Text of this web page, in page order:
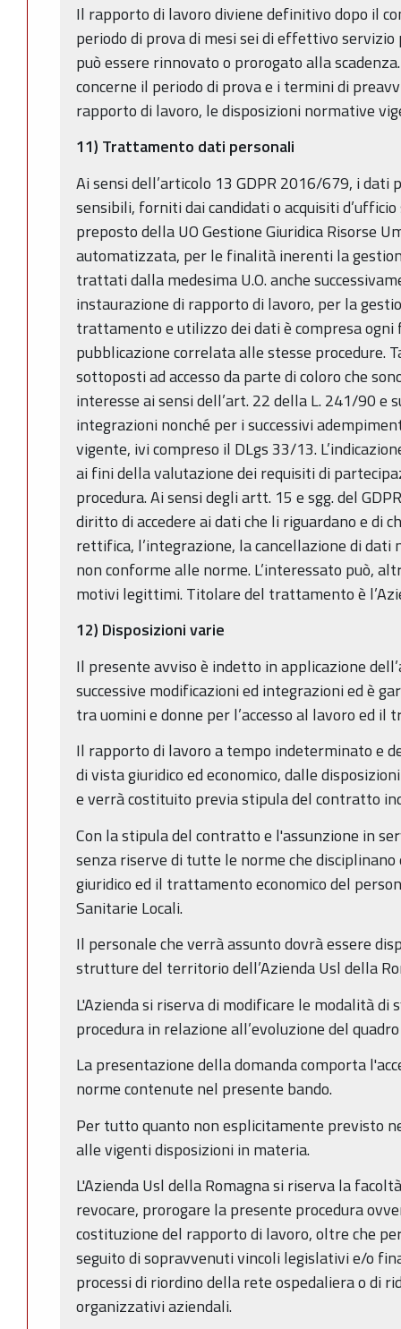
Il rapporto di lavoro diviene definitivo dopo il
periodo di prova di mesi sei di effettivo
può essere rinnovato o prorogato alla
concerne il periodo di prova e i termini di
rapporto di lavoro, le disposizioni normative
11) Trattamento dati personali
Ai sensi dell’articolo 13 GDPR 2016/679, i dati
sensibili, forniti dai candidati o acquisiti
preposto della UO Gestione Giuridica Risorse
automatizzata, per le finalità inerenti la
trattati dalla medesima U.O. anche
instaurazione di rapporto di lavoro, per la
trattamento e utilizzo dei dati è compresa ogni
pubblicazione correlata alle stesse procedure.
sottoposti ad accesso da parte di coloro che
interesse ai sensi dell’art. 22 della L. 241/90 e
integrazioni nonché per i successivi
vigente, ivi compreso il DLgs 33/13.
ai fini della valutazione dei requisiti di
procedura. Ai sensi degli artt. 15 e sgg. del
diritto di accedere ai dati che li riguardano e di
rettifica, l’integrazione, la cancellazione di
non conforme alle norme. L’interessato può,
motivi legittimi. Titolare del trattamento è
12) Disposizioni varie
Il presente avviso è indetto in applicazione
successive modificazioni ed integrazioni ed è
tra uomini e donne per l’accesso al lavoro ed
Il rapporto di lavoro a tempo indeterminato e
di vista giuridico ed economico, dalle
e verrà costituito previa stipula del contratto
Con la stipula del contratto e l'assunzione in
senza riserve di tutte le norme che
giuridico ed il trattamento economico del
Sanitarie Locali.
Il personale che verrà assunto dovrà essere
strutture del territorio dell’Azienda Usl della
L'Azienda si riserva di modificare le modalità
procedura in relazione all’evoluzione del
La presentazione della domanda comporta
norme contenute nel presente bando.
Per tutto quanto non esplicitamente previsto
alle vigenti disposizioni in materia.
L'Azienda Usl della Romagna si riserva la
revocare, prorogare la presente procedura
costituzione del rapporto di lavoro, oltre che
seguito di sopravvenuti vincoli legislativi e/o
processi di riordino della rete ospedaliera o di
organizzativi aziendali.